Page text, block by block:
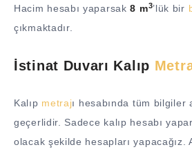
Hacim hesabı yaparsak8 m3’lük bir
çıkmaktadır.
İstinat Duvarı Kalıp
Kalıp metrajı hesabında tüm bilgiler
geçerlidir. Sadece kalıp hesabı
olacak şekilde hesapları yapacağız.